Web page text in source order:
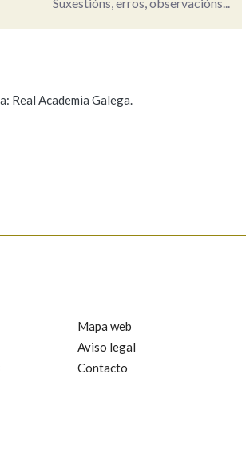
Real Academia Galega.
Mapa web
Aviso legal
Contacto